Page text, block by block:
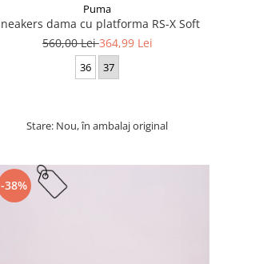
Puma
dama cu platforma RS-X Soft
560,00 Lei364,99 Lei
36 37
Stare: Nou, în ambalaj original
-38%